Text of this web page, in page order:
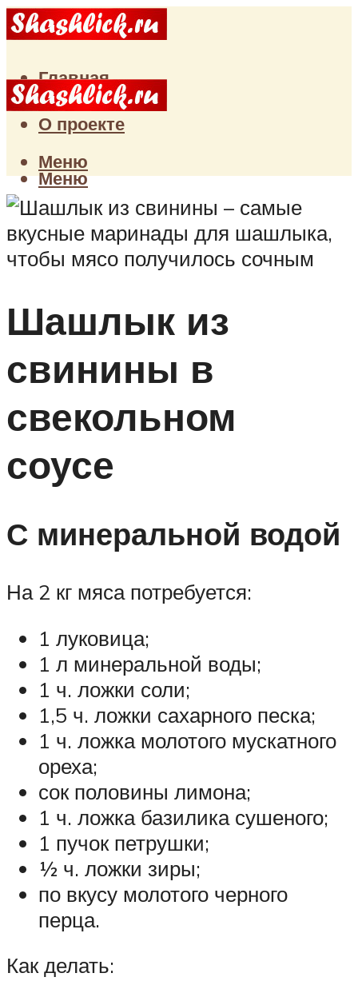
Главная
Статьи
О проекте
Меню
Меню
Шашлык из
свинины в
свекольном
соусе
С минеральной водой
На 2 кг мяса потребуется:
1 луковица;
1 л минеральной воды;
1 ч. ложки соли;
1,5 ч. ложки сахарного песка;
1 ч. ложка молотого мускатного
ореха;
сок половины лимона;
1 ч. ложка базилика сушеного;
1 пучок петрушки;
½ ч. ложки зиры;
по вкусу молотого черного
перца.
Как делать: